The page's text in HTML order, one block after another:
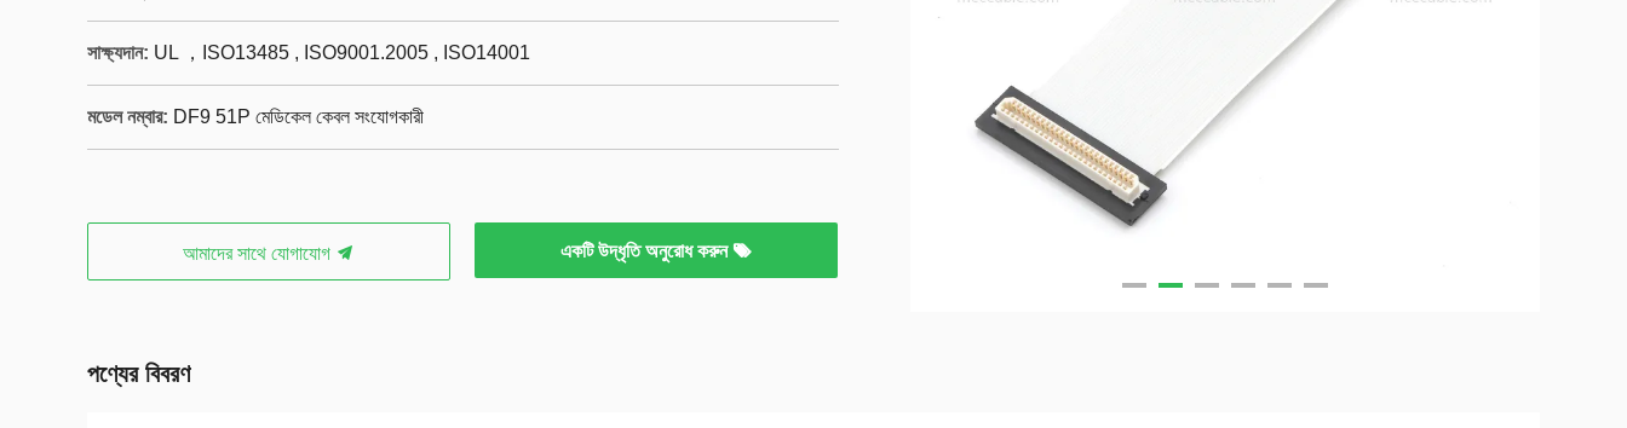
সাক্ষ্যদান: UL ，ISO13485 , ISO9001.2005 , ISO14001
মডেল নম্বার: DF9 51P মেডিকেল কেবল সংযোগকারী
আমাদের সাথে যোগাযোগ একটি উদ্ধৃতি অনুরোধ করুন
পণ্যের বিবরণ